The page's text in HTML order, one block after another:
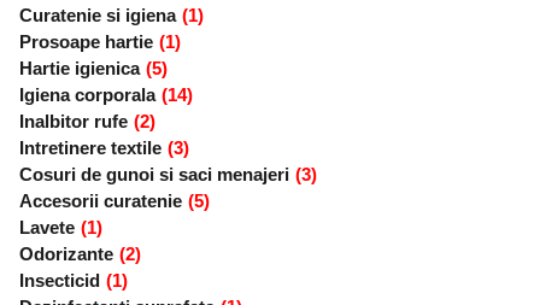
Curatenie si igiena (1)
Prosoape hartie (1)
Hartie igienica (5)
Igiena corporala (14)
Inalbitor rufe (2)
Intretinere textile (3)
Cosuri de gunoi si saci menajeri (3)
Accesorii curatenie (5)
Lavete (1)
Odorizante (2)
Insecticid (1)